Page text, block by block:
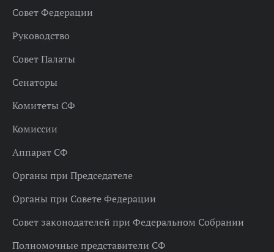
Совет Федерации
Руководство
Совет Палаты
Сенаторы
Комитеты СФ
Комиссии
Аппарат СФ
Органы при Председателе
Органы при Совете Федерации
Совет законодателей при Федеральном Собрании
Полномочные представители СФ